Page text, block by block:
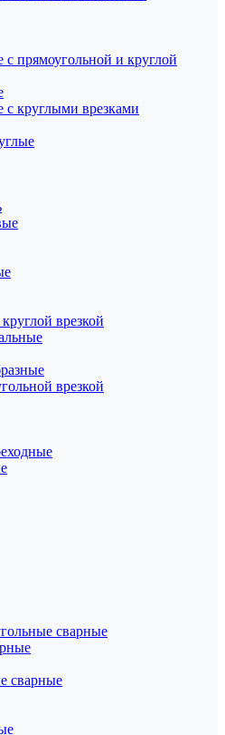
прямоугольной и круглой
круглыми врезками
врезкой
врезкой
сварные
сварные